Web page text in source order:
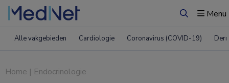
ZoekenMenu
Alle vakgebieden Cardiologie Coronavirus (COVID-19)
Home | Endocrinologie